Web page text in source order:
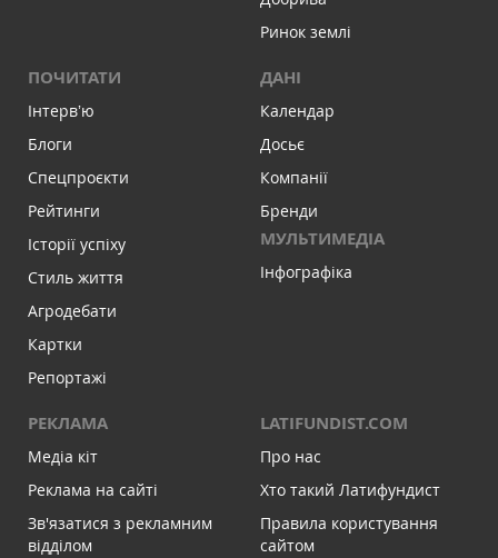
Ринок землі
ПОЧИТАТИ
Інтервʼю
Блоги
Спецпроєкти
Рейтинги
Історії успіху
Стиль життя
Агродебати
Картки
Репортажі
ДАНІ
Календар
Досьє
Компанії
Бренди
МУЛЬТИМЕДІА
Інфографіка
РЕКЛАМА
Медіа кіт
Реклама на сайті
Зв'язатися з рекламним
відділом
LATIFUNDIST.COM
Про нас
Хто такий Латифундист
Правила користування
сайтом